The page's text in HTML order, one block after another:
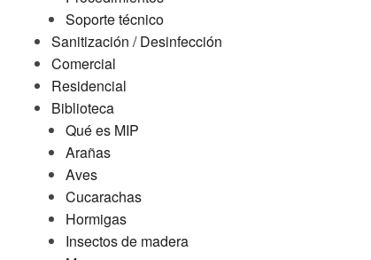
Soporte técnico
Sanitización / Desinfección
Comercial
Residencial
Biblioteca
Qué es MIP
Arañas
Aves
Cucarachas
Hormigas
Insectos de madera